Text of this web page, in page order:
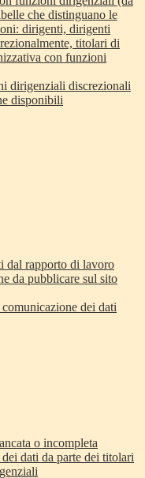
che distinguano le
dirigenti, dirigenti
titolari di
con funzioni
dirigenziali discrezionali
disponibili
dal rapporto di lavoro
da pubblicare sul sito
dei dati
o incompleta
dati da parte dei titolari